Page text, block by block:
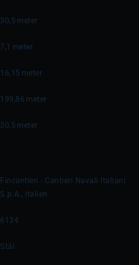
30,5 meter
7,1 meter
16,15 meter
199,86 meter
30,5 meter
Fincantieri - Cantieri Navali Italiani
S.p.A., Italien
6134
Stål